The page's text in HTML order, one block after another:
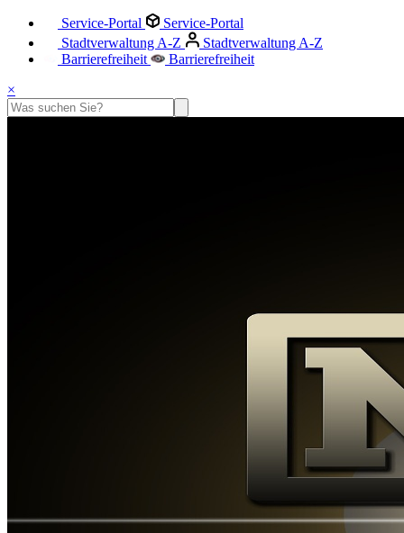
Service-Portal
Service-Portal
Stadtverwaltung A-Z
Stadtverwaltung A-Z
Barrierefreiheit
Barrierefreiheit
×